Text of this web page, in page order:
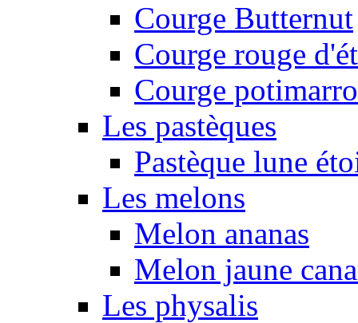
Courge Butternut
Courge rouge
Courge
Les pastèques
Pastèque lune
Les melons
Melon ananas
Melon jaune
Les physalis